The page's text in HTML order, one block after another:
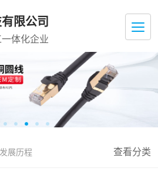
限公司
体化企业
发展历程 查看分类